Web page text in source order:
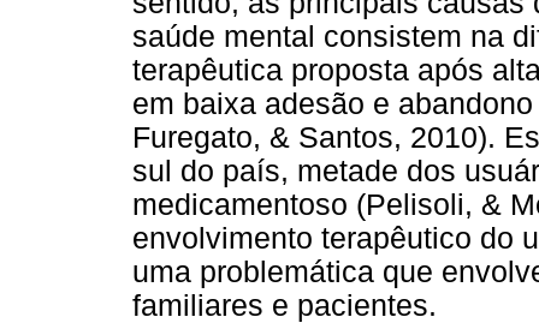
saúde mental consistem na
terapêutica proposta após
em baixa adesão e
Furegato, & Santos, 2010).
sul do país, metade dos
medicamentoso (Pelisoli, &
envolvimento terapêutico do
uma problemática que
familiares e pacientes.